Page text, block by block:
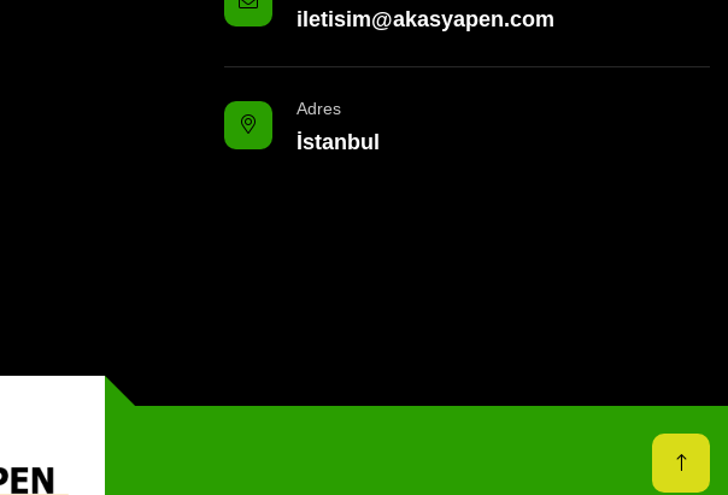
iletisim@akasyapen.com
Adres
İstanbul